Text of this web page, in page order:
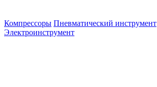
Компрессоры Пневматический инструмент
Электроинструмент